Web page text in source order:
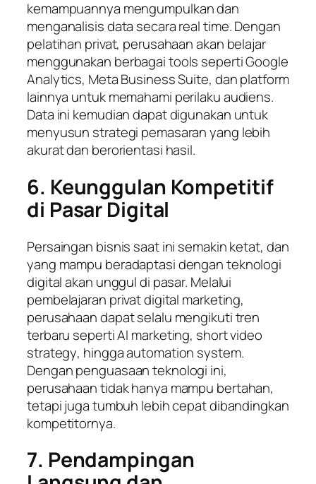
kemampuannya mengumpulkan dan
menganalisis data secara real time. Dengan
pelatihan privat, perusahaan akan belajar
menggunakan berbagai tools seperti Google
Analytics, Meta Business Suite, dan platform
lainnya untuk memahami perilaku audiens.
Data ini kemudian dapat digunakan untuk
menyusun strategi pemasaran yang lebih
akurat dan berorientasi hasil.
6. Keunggulan Kompetitif
di Pasar Digital
Persaingan bisnis saat ini semakin ketat, dan
yang mampu beradaptasi dengan teknologi
digital akan unggul di pasar. Melalui
pembelajaran privat digital marketing,
perusahaan dapat selalu mengikuti tren
terbaru sepertiAI marketing, short video
strategy, hinggaautomation system.
Dengan penguasaan teknologi ini,
perusahaan tidak hanya mampu bertahan,
tetapi juga tumbuh lebih cepat dibandingkan
kompetitornya.
7. Pendampingan